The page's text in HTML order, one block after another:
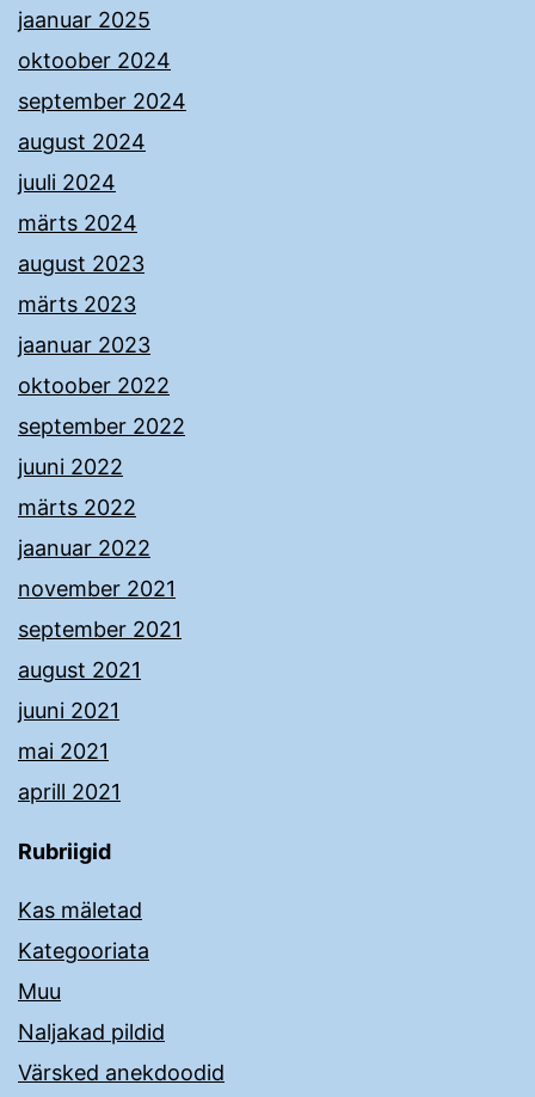
jaanuar 2025
oktoober 2024
september 2024
august 2024
juuli 2024
märts 2024
august 2023
märts 2023
jaanuar 2023
oktoober 2022
september 2022
juuni 2022
märts 2022
jaanuar 2022
november 2021
september 2021
august 2021
juuni 2021
mai 2021
aprill 2021
Rubriigid
Kas mäletad
Kategooriata
Muu
Naljakad pildid
Värsked anekdoodid